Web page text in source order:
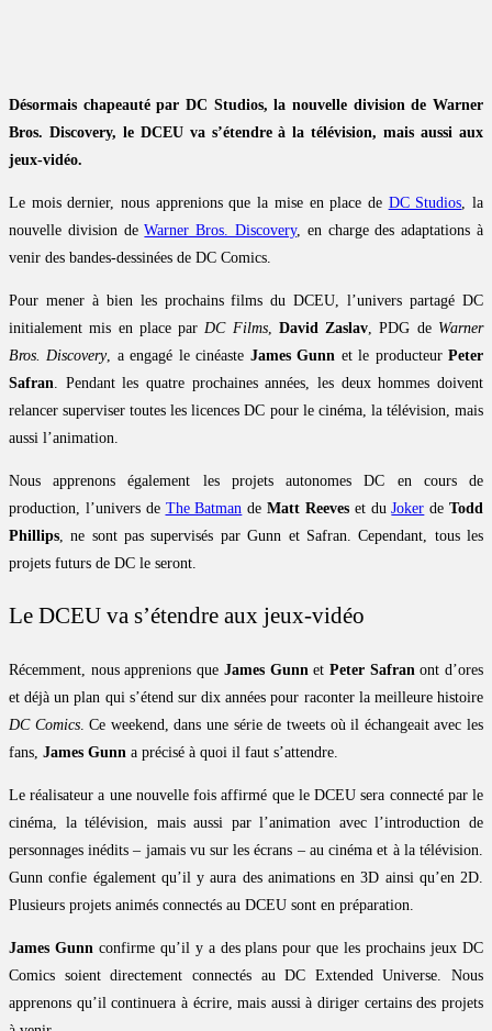
Désormais chapeauté par DC Studios, la nouvelle division de Warner
Bros. Discovery, le DCEU va s’étendre à la télévision, mais aussi aux
jeux-vidéo.
Le mois dernier, nous apprenions que la mise en place de DC Studios, la
nouvelle division deWarner Bros. Discovery, en charge des adaptations à
venir des bandes-dessinées de DC Comics.
Pour mener à bien les prochains films du DCEU, l’univers partagé DC
initialement mis en place parDC Films, David Zaslav, PDG de Warner
Bros. Discovery, a engagé le cinéaste James Gunn et le producteurPeter
Safran. Pendant les quatre prochaines années, les deux hommes doivent
relancer superviser toutes les licences DC pour le cinéma, la télévision, mais
aussi l’animation.
Nous apprenons également les projets autonomes DC en cours de
production, l’univers de The Batman deMatt Reeveset duJoker deTodd
Phillips, ne sont pas supervisés par Gunn et Safran. Cependant, tous les
projets futurs de DC le seront.
Le DCEU va s’étendre aux jeux-vidéo
Récemment, nous apprenions que James Gunn et Peter Safran ont d’ores
et déjà un plan qui s’étend sur dix années pour raconter la meilleure histoire
DC Comics. Ce weekend, dans une série de tweets où il échangeait avec les
fans, James Gunn a précisé à quoi il faut s’attendre.
Le réalisateur a une nouvelle fois affirmé que le DCEU sera connecté par le
cinéma, la télévision, mais aussi par l’animation avec l’introduction de
personnages inédits – jamais vu sur les écrans – au cinéma et à la télévision.
Gunn confie également qu’il y aura des animations en 3D ainsi qu’en 2D.
Plusieurs projets animés connectés au DCEU sont en préparation.
James Gunn confirme qu’il y a des plans pour que les prochains jeux DC
Comics soient directement connectés au DC Extended Universe. Nous
apprenons qu’il continuera à écrire, mais aussi à diriger certains des projets